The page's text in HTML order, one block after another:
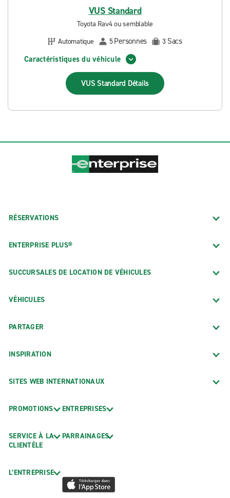
VUS Standard
Toyota Rav4 ou semblable
Automatique
5Personnes 3 Sacs
Caractéristiques du véhicule
VUS Standard Détails
RÉSERVATIONS
ENTERPRISE PLUS®
SUCCURSALES DE LOCATION DE VÉHICULES
VÉHICULES
PARTAGER
INSPIRATION
SITES WEB INTERNATIONAUX
PROMOTIONS
SERVICE À LA
CLIENTÈLE
L’ENTREPRISE
ENTREPRISES
PARRAINAGES